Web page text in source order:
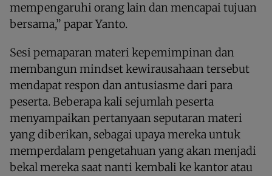
mempengaruhi orang lain dan mencapai tujuan
bersama,” papar Yanto.
Sesi pemaparan materi kepemimpinan dan
membangun mindset kewirausahaan tersebut
mendapat respon dan antusiasme dari para
peserta. Beberapa kali sejumlah peserta
menyampaikan pertanyaan seputaran materi
yang diberikan, sebagai upaya mereka untuk
memperdalam pengetahuan yang akan menjadi
bekal mereka saat nanti kembali ke kantor atau